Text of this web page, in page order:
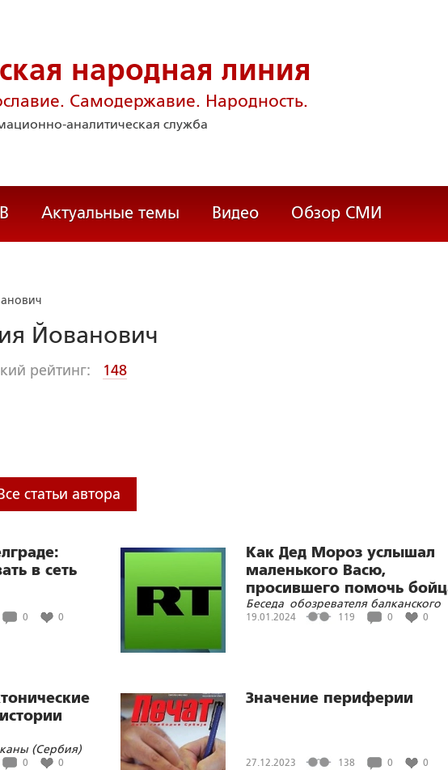
народная линия
Самодержавие. Народность.
аналитическая служба
Актуальные темы Видео Обзор СМИ
Йованович
рейтинг: 148
статьи автора
в сеть
0 0
Как Дед Мороз услышал
маленького Васю,
просившего помочь
Беседа обозревателя балканского
бюро Russia Today с волонтером
19.01.2024 119 0 0
(Сербия)
0 0
Значение периферии
27.12.2023 138 0 0